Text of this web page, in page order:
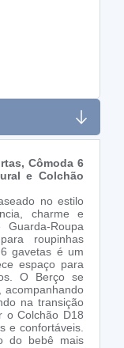
Cômoda 6
e Colchão
no estilo
charme e
Roupa
roupinhas
gavetas é um
espaço para
O Berço se
acompanhando
na transição
o Colchão D18
e confortáveis.
do bebê mais